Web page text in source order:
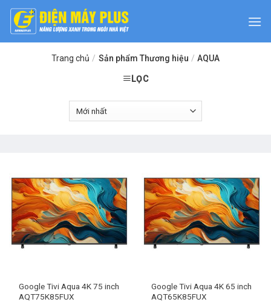
Skip
content
Trang chủ / Sản phẩm Thương hiệu / AQUA
LỌC
Google Tivi Aqua 4K 75 inch
AQT75K85FUX
Google Tivi Aqua 4K 65 inch
AQT65K85FUX